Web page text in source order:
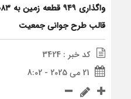
قالب طرح جوانی جمعیت
کد خبر : 3424
21 می 2025 - 8:02